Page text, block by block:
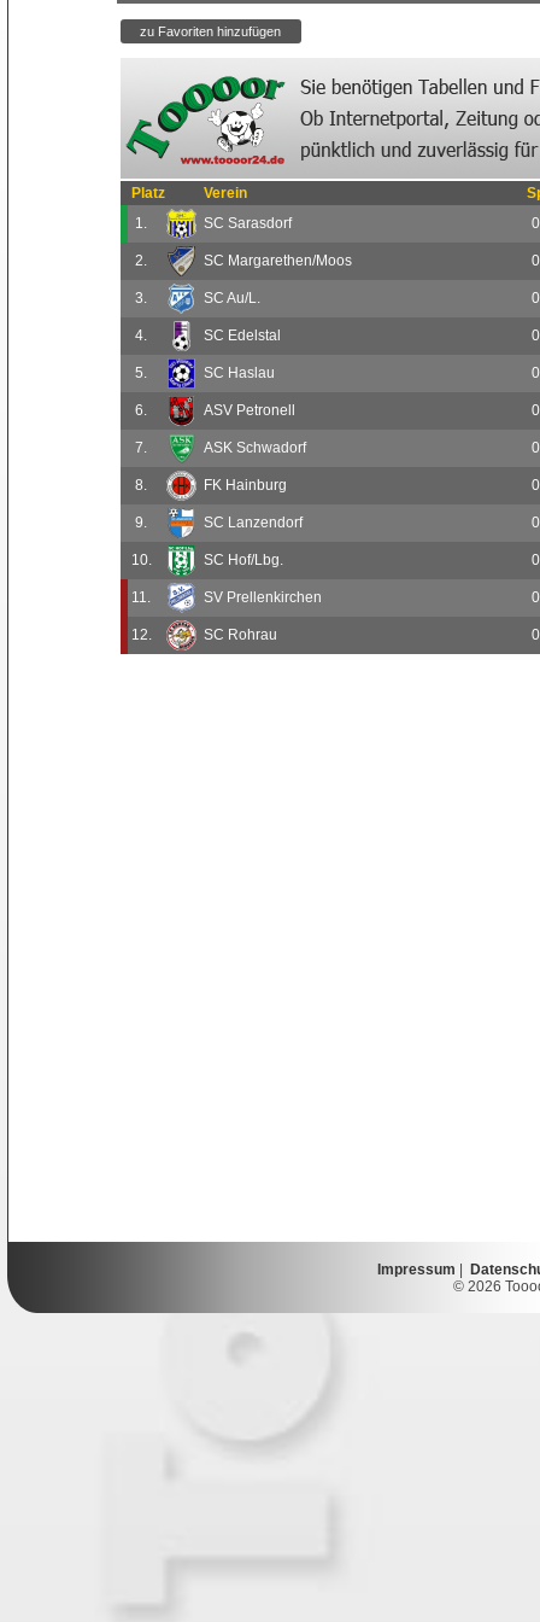
Platz Verein
1.
SC Sarasdorf 0
2. SC Margarethen/Moos 0
3. SC Au/L. 0
4. SC Edelstal 0
5. SC Haslau 0
6. ASV Petronell 0
7. ASK Schwadorf 0
8. FK Hainburg 0
9. SC Lanzendorf 0
10. SC Hof/Lbg. 0
11. SV Prellenkirchen 0
12. SC Rohrau 0
Impressum
© 2026